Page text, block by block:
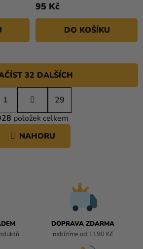
95 Kč
DO KOŠÍKU
O
V
L
Á
32 DALŠÍCH
S
t
r
á
k
o
1
29
položek celkem
NAHORU
DOPRAVA ZDARMA
nabízíme od 1190 Kč